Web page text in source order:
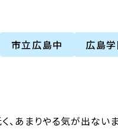
市立広島中 広島
あまりやる気が出ない